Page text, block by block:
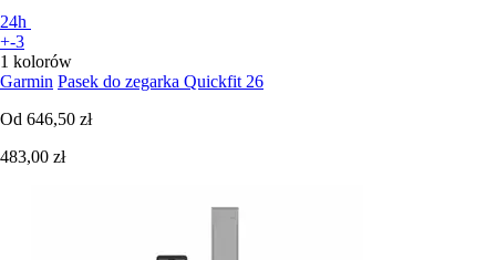
24h
+-3
1 kolorów
Garmin Pasek do zegarka Quickfit 26
Od 646,50 zł
483,00 zł